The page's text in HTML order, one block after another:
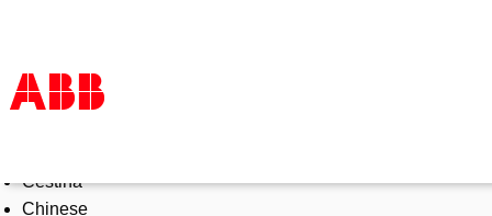
Products & Solutions
Industries
Čeština
Chinese